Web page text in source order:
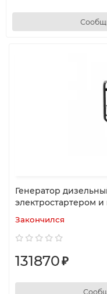
Генератор
электростартером и
Закончился
131870₽